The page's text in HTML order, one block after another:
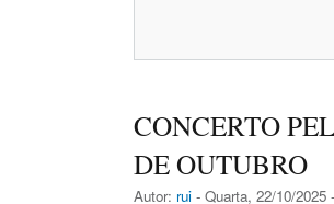
CONCERTO
DE OUTUBRO
Autor: rui - Quarta, 22/10/2025